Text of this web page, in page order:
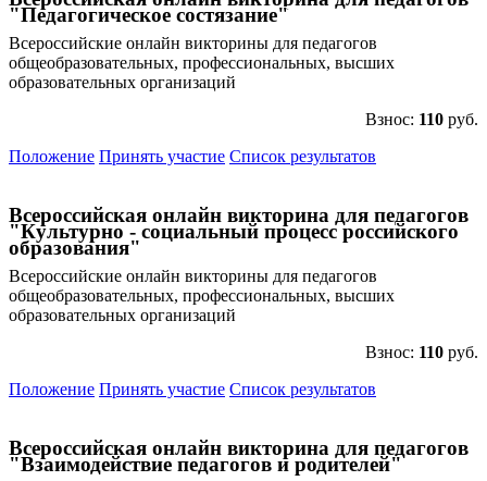
"Педагогическое состязание"
Всероссийские онлайн викторины для педагогов
общеобразовательных, профессиональных, высших
образовательных организаций
Взнос: 110 руб.
Положение Принять участие Список результатов
Всероссийская онлайн викторина для педагогов
"Культурно - социальный процесс российского
образования"
Всероссийские онлайн викторины для педагогов
общеобразовательных, профессиональных, высших
образовательных организаций
Взнос: 110 руб.
Положение Принять участие Список результатов
Всероссийская онлайн викторина для педагогов
"Взаимодействие педагогов и родителей"